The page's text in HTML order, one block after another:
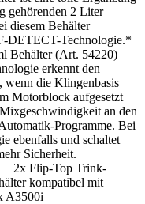
gehörenden 2 Liter
diesem Behälter
DETECT-Technologie.*
Behälter (Art. 54220)
erkennt den
wenn die Klingenbasis
Motorblock aufgesetzt
an den
Programme. Bei
ebenfalls und schaltet
Sicherheit.
2x Flip-Top Trink-
kompatibel mit
A3500i